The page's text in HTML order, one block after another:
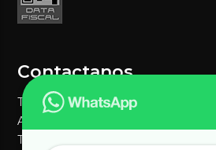
Contactanos
Travel Wise
Av. Rafael Núñez 4159 - Córdoba.
TEL: (351) 230 - 1707